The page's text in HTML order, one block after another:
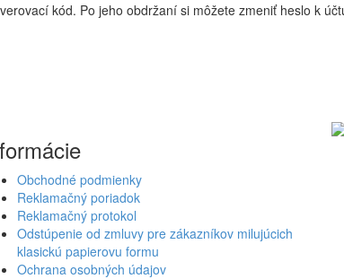
kód. Po jeho obdržaní si môžete zmeniť heslo k
Obchodné podmienky
Reklamačný poriadok
Reklamačný protokol
Odstúpenie od zmluvy pre zákazníkov milujúcich
klasickú papierovu formu
Ochrana osobných údajov